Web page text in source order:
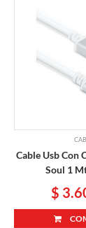
Cable Usb Con
Soul 1
$